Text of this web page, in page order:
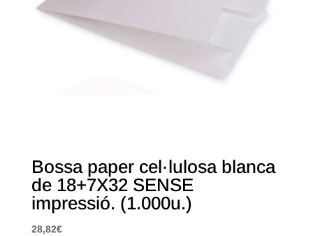
Bossa paper cel·lulosa blanca
de 18+7X32 SENSE
impressió. (1.000u.)
28,82€